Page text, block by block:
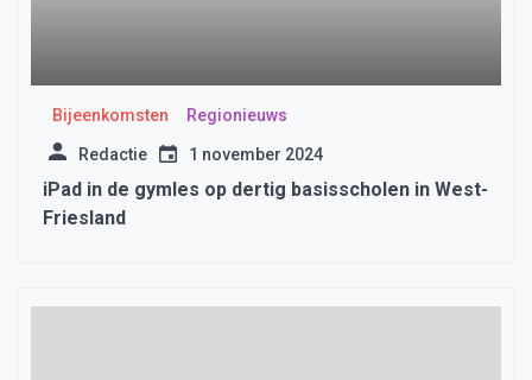
Bijeenkomsten Regionieuws
Redactie 1 november 2024
iPad in de gymles op dertig basisscholen in West-
Friesland